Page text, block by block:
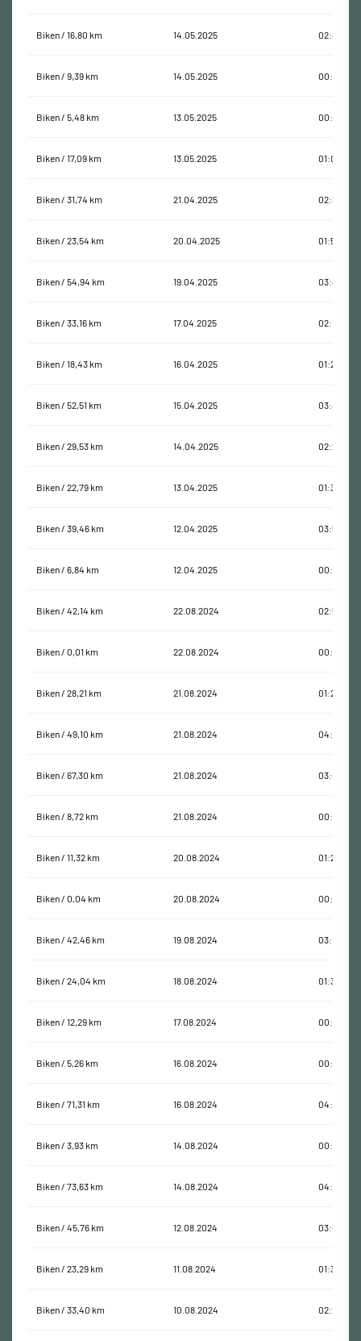
Biken / 16,80 km 14.05.2025 02:42:55
Biken / 9,39 km 14.05.2025 00:28:08
Biken / 5,48 km 13.05.2025 00:27:29
Biken / 17,09 km 13.05.2025 01:04:28
Biken / 31,74 km 21.04.2025 02:32:39
Biken / 23,54 km 20.04.2025 01:57:02
Biken / 54,94 km 19.04.2025 03:49:24
Biken / 33,16 km 17.04.2025 02:19:45
Biken / 18,43 km 16.04.2025 01:28:34
Biken / 52,51 km 15.04.2025 03:40:00
Biken / 29,53 km 14.04.2025 02:27:13
Biken / 22,79 km 13.04.2025 01:37:23
Biken / 39,46 km 12.04.2025 03:54:49
Biken / 6,84 km 12.04.2025 00:24:37
Biken / 42,14 km 22.08.2024 02:58:30
Biken / 0,01 km 22.08.2024 00:00:11
Biken / 28,21 km 21.08.2024 01:23:22
Biken / 49,10 km 21.08.2024 04:17:21
Biken / 67,30 km 21.08.2024 03:00:00
Biken / 8,72 km 21.08.2024 00:24:24
Biken / 11,32 km 20.08.2024 01:21:47
Biken / 0,04 km 20.08.2024 00:01:40
Biken / 42,46 km 19.08.2024 03:16:33
Biken / 24,04 km 18.08.2024 01:34:44
Biken / 12,29 km 17.08.2024 00:48:34
Biken / 5,26 km 16.08.2024 00:36:19
Biken / 71,31 km 16.08.2024 04:37:44
Biken / 3,93 km 14.08.2024 00:18:30
Biken / 73,63 km 14.08.2024 04:56:45
Biken / 45,76 km 12.08.2024 03:01:35
Biken / 23,29 km 11.08.2024 01:35:26
Biken / 33,40 km 10.08.2024 02:20:24